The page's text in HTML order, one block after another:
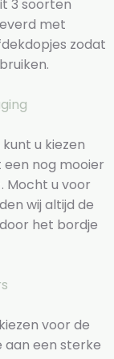
3 soorten
met
zodat
u kiezen
nog mooier
Mocht u voor
wij altijd de
het bordje
voor de
aan een sterke